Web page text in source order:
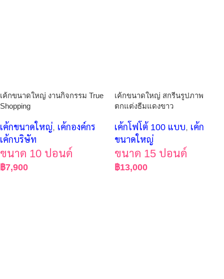
เค้กขนาดใหญ่ งานกิจกรรม True
Shopping
เค้กขนาดใหญ่, เค้กองค์กร
เค้กบริษัท
ขนาด 10 ปอนด์
฿7,900
เค้กขนาดใหญ่ สกรีนรูปภาพ
ตกแต่งธีมแดงขาว
เค้กโฟโต้ 100 แบบ, เค้ก
ขนาดใหญ่
ขนาด 15 ปอนด์
฿13,000